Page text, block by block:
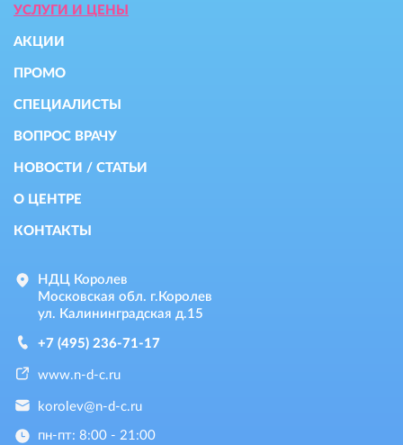
УСЛУГИ И ЦЕНЫ
АКЦИИ
ПРОМО
СПЕЦИАЛИСТЫ
ВОПРОС ВРАЧУ
НОВОСТИ / СТАТЬИ
О ЦЕНТРЕ
КОНТАКТЫ
НДЦ Королев
Московская обл. г.Королев
ул. Калининградская д.15
+7 (495) 236-71-17
www.n-d-c.ru
korolev@n-d-c.ru
пн-пт: 8:00 - 21:00